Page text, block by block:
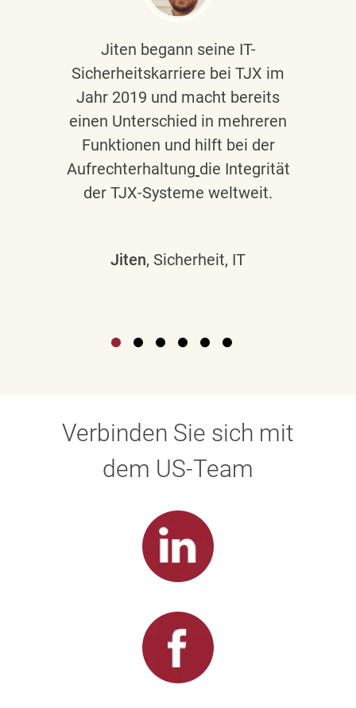
Jiten begann seine IT-
Sicherheitskarriere bei TJX im
Jahr 2019 und macht bereits
einen Unterschied in mehreren
Funktionen und hilft bei der
Aufrechterhaltung die Integrität
der TJX-Systeme weltweit.
Jiten, Sicherheit, IT
Verbinden Sie sich mit
dem US-Team